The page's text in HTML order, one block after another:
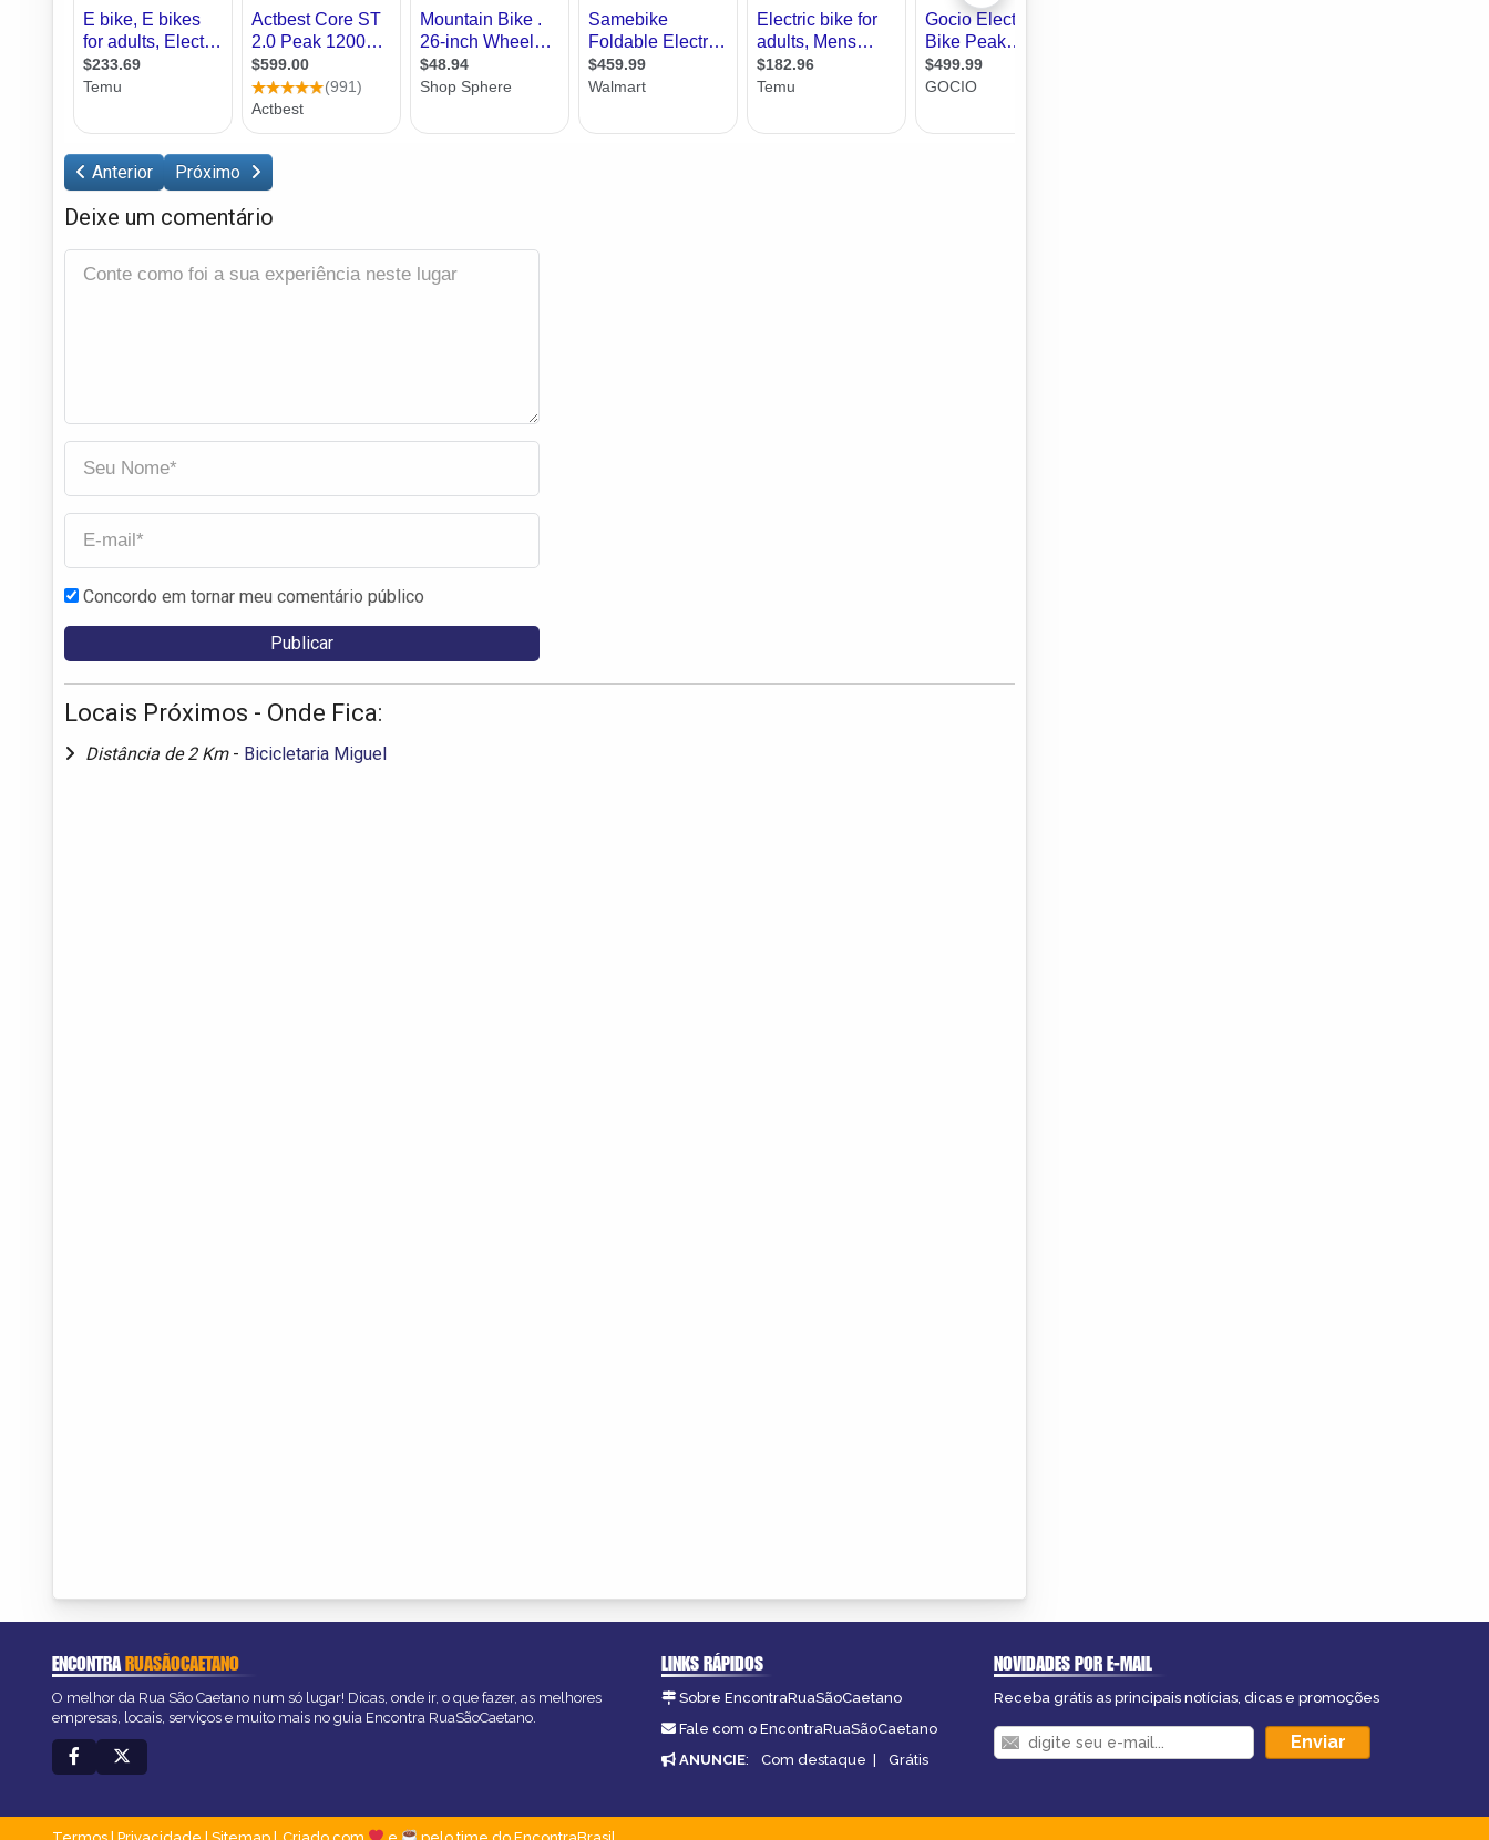
Anterior Próximo
Deixe um comentário
Concordo em tornar meu comentário público
Locais Próximos - Onde Fica:
Distância de 2 Km - Bicicletaria Miguel
ENCONTRARUASÃOCAETANO
O melhor da Rua São Caetano num só lugar! Dicas, onde ir, o que fazer, as melhores
empresas, locais, serviços e muito mais no guia Encontra RuaSãoCaetano.
LINKS RÁPIDOS
Sobre EncontraRuaSãoCaetano
Fale com o EncontraRuaSãoCaetano
ANUNCIE: Com destaque | Grátis
NOVIDADES POR E-MAIL
Receba grátis as principais notícias, dicas e promoções